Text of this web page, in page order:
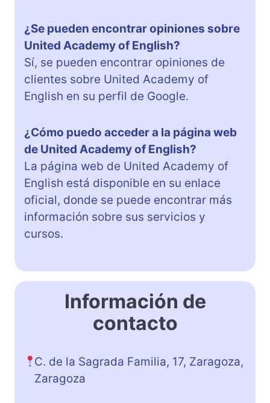
¿Se pueden encontrar opiniones sobre
United Academy of English?
Sí, se pueden encontrar opiniones de
clientes sobre United Academy of
English en su perfil de Google.
¿Cómo puedo acceder a la página web
de United Academy of English?
La página web de United Academy of
English está disponible en su enlace
oficial, donde se puede encontrar más
información sobre sus servicios y
cursos.
Información de
contacto
C. de la Sagrada Familia, 17, Zaragoza,
Zaragoza